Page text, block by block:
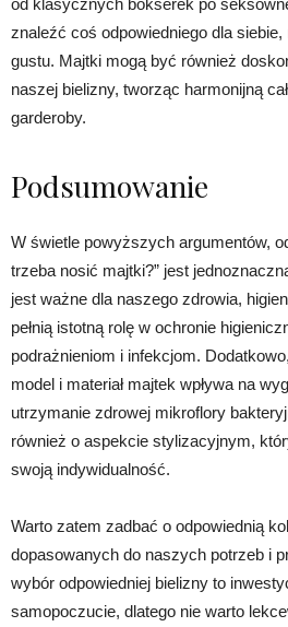
znaleźć coś odpowiedniego dla
gustu. Majtki mogą być również
naszej bielizny, tworząc harmonijną
garderoby.
Podsumowanie
W świetle powyższych argumentów,
trzeba nosić majtki?” jest
jest ważne dla naszego zdrowia,
pełnią istotną rolę w ochronie
podrażnieniom i infekcjom.
model i materiał majtek wpływa na
utrzymanie zdrowej mikroflory
również o aspekcie stylizacyjnym,
swoją indywidualność.
Warto zatem zadbać o odpowiednią
dopasowanych do naszych potrzeb i
wybór odpowiedniej bielizny to
samopoczucie, dlatego nie warto